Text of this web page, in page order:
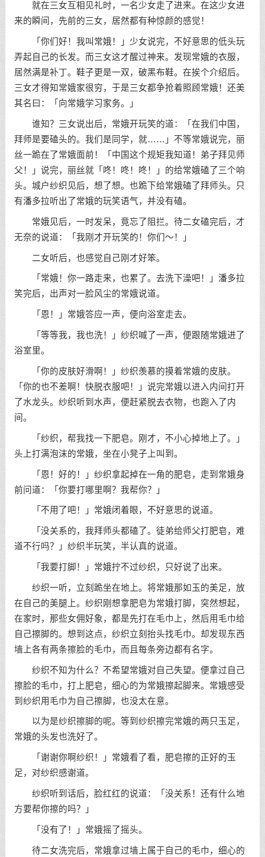
就在三女互相见礼时，一名少女走了进来。在这少女进
来的瞬间，先前的三女，居然都有种惊颜的感觉！
「你们好！我叫常娥！」少女说完，不好意思的低头玩
弄起自己的长发。而三女这才醒过神来。发现常娥的衣服，
居然满是补丁。鞋子更是一双，破黑布鞋。在挨个介绍后。
三女才得知常娥家很穷，于是三女都争抢着照顾常娥！还美
其名曰：「向常娥学习家务。」
谁知？三女说出后，常娥开玩笑的道：「在我们中国，
拜师是要磕头的。我们是同学，就……」不等常娥说完，丽
丝一跪在了常娥面前！「中国这个规矩我知道！弟子拜见师
父！」说完，丽丝就「咚！咚！咚！」的给常娥磕了三个响
头。城户纱织见后，想了想。也跪下给常娥磕了拜师头。只
有潘多拉听出了常娥的玩笑语气，并没有磕。
常娥见后，一时发呆，竟忘了阻拦。待二女磕完后，才
无奈的说道：「我刚才开玩笑的！你们～！」
二女听后，也感觉自己刚才好笨。
「常娥！你一路走来，也累了。去洗下澡吧！」潘多拉
笑完后，出声对一脸风尘的常娥说道。
「恩！」常娥答应一声，便向浴室走去。
「等等我，我也洗！」纱织喊了一声，便跟随常娥进了
浴室里。
「你的皮肤好滑啊！」纱织羡慕的摸着常娥的皮肤。
「你的也不差啊！快脱衣服吧！」说完常娥以进入内间打开
了水龙头。纱织听到水声，便赶紧脱去衣物，也跑入了内
间。
「纱织，帮我找一下肥皂。刚才，不小心掉地上了。」
头上打满泡沫的常娥，坐在小凳子上叫到。
「恩！好的！」纱织拿起掉在一角的肥皂，走到常娥身
前问道：「你要打哪里啊？我帮你？」
「不用了吧！」常娥闭着眼，不好意思的说道。
「没关系的，我拜师头都磕了。徒弟给师父打肥皂，难
道不行吗？」纱织半玩笑，半认真的说道。
「我要打脚！」常娥拧不过纱织，只好说了出来。
纱织一听，立刻跪坐在地上。将常娥那如玉的美足，放
在自己的美腿上。纱织刚想拿肥皂为常娥打脚，突然想起，
在家时，那些女佣好象，都是先打在毛巾上，然后用毛巾给
自己擦脚的。想到这点，纱织立刻抬头找毛巾。却发现东西
墙上各有两条擦脸的毛巾，而且每条旁边都有名字。
纱织不知为什么？不希望常娥对自己失望。便拿过自己
擦脸的毛巾，打上肥皂，细心的为常娥擦起脚来。常娥感受
到纱织用毛巾为自己擦脚，也没太在意。
以为是纱织擦脚的呢。等到纱织擦完常娥的两只玉足，
常娥的头发也洗好了。
「谢谢你啊纱织！」常娥看了看，肥皂擦的正好的玉
足，对纱织感谢道。
纱织听到话后，脸红红的说道：「没关系！还有什么地
方要帮你擦的吗？」
「没有了！」常娥摇了摇头。
待二女洗完后，常娥拿过墙上属于自己的毛巾，细心的